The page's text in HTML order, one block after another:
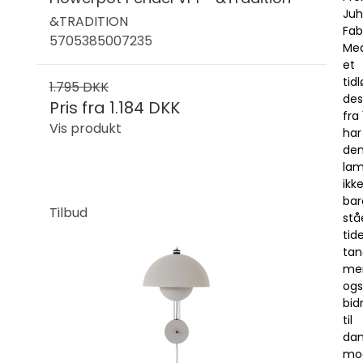
&TRADITION
5705385007235
1.795 DKK
Pris fra 1.184 DKK
Vis produkt
Tilbud
et
fra
har
ikke
til